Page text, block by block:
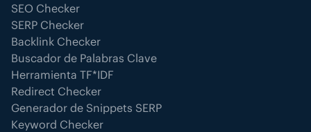
SEO Checker
SERP Checker
Backlink Checker
Buscador de Palabras Clave
Herramienta TF*IDF
Redirect Checker
Generador de Snippets SERP
Keyword Checker